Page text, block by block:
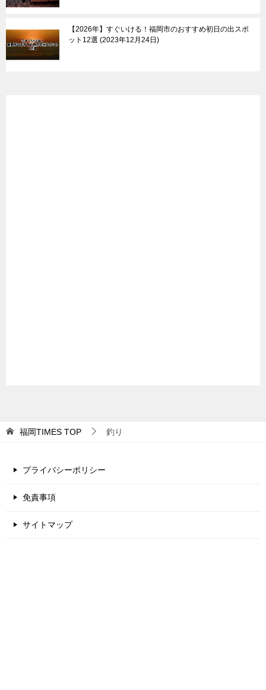
【2026年】すぐいける！福岡市のおすすめ初日の出スポ
ット12選 2023年12月24日
福岡TIMES TOP 釣り
プライバシーポリシー
免責事項
サイトマップ